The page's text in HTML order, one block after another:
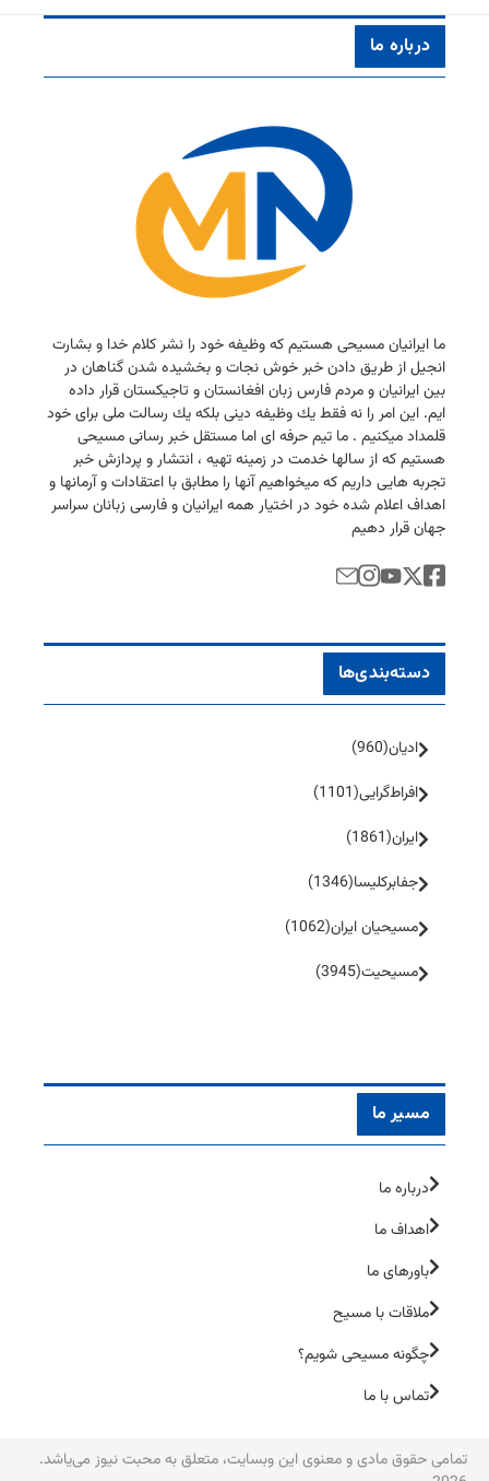
درباره ما
ما ایرانیان مسیحی هستیم كه وظیفه خود را نشر كلام خدا و بشارت
انجیل از طریق دادن خبر خوش نجات و بخشیده شدن گناهان در
بین ایرانیان و مردم فارس زبان افغانستان و تاجیكستان قرار داده
ایم. این امر را نه فقط یك وظیفه دینی بلكه یك رسالت ملی برای خود
قلمداد میكنیم . ما تیم حرفه ای اما مستقل خبر رسانی مسیحی
هستیم كه از سالها خدمت در زمینه تهیه ، انتشار و پردازش خبر
تجربه هایی داریم كه میخواهیم آنها را مطابق با اعتقادات و آرمانها و
اهداف اعلام شده خود در اختیار همه ایرانیان و فارسی زبانان سراسر
جهان قرار دهیم
دسته‌بندی‌ها
ادیان(960)
افراط‌گرایی(1101)
ایران(1861)
جفا‌بر‌کلیسا(1346)
مسیحیان ایران(1062)
مسیحیت(3945)
مسیر ما
درباره ما
اهداف ما
باورهای ما
ملاقات با مسیح
چگونه مسیحی شویم؟
تماس با ما
تمامی حقوق مادی و معنوی این وبسایت، متعلق به محبت نیوز می‌یاشد.